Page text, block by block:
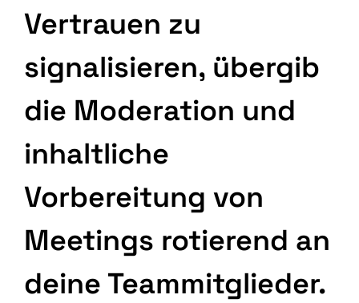
Vertrauen zu
signalisieren, übergib
die Moderation und
inhaltliche
Vorbereitung von
Meetings rotierend an
deine Teammitglieder.